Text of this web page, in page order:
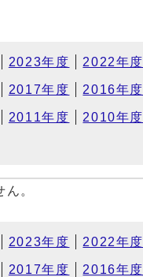
2023年度 2022年度
2017年度 2016年度
2011年度 2010年度
。
2023年度 2022年度
2017年度 2016年度